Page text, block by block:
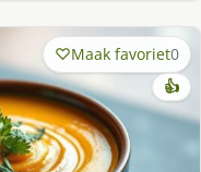
Maak favoriet0
👍